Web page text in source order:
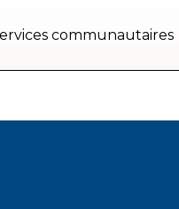
communautaires